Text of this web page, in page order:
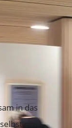
in das
ein